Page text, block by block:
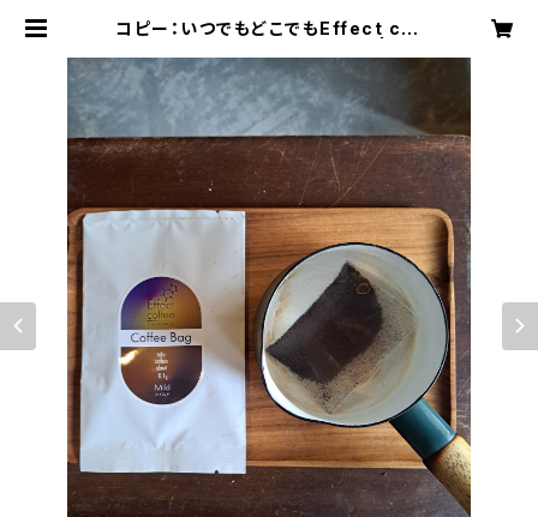
コピー：いつでもどこでもEffect cof
ect coffee